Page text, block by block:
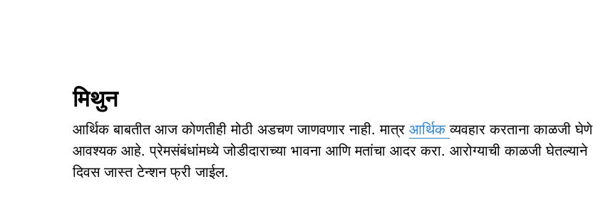
मिथुन
आर्थिक बाबतीत आज कोणतीही मोठी अडचण जाणवणार नाही. मात्र आर्थिकव्यवहार करताना काळजी घेणे
आवश्यक आहे. प्रेमसंबंधांमध्ये जोडीदाराच्या भावना आणि मतांचा आदर करा. आरोग्याची काळजी घेतल्याने
दिवस जास्त टेन्शन फ्री जाईल.